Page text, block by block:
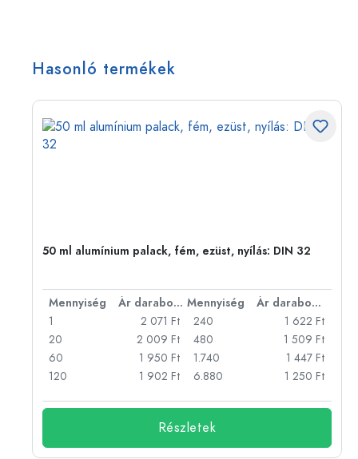
Hasonló termékek
50 ml alumínium palack, fém, ezüst, nyílás: DIN 32
Mennyiség Ár darabonként Mennyiség
Ár darabonként
1
2 071 Ft
20
2 009 Ft
60
1 950 Ft
120
1 902 Ft
240
1 622 Ft
480
1 509 Ft
1.740
1 447 Ft
6.880
1 250 Ft
Részletek